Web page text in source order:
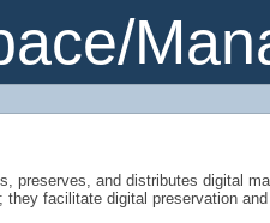
preserves, and distributes digital
they facilitate digital preservation